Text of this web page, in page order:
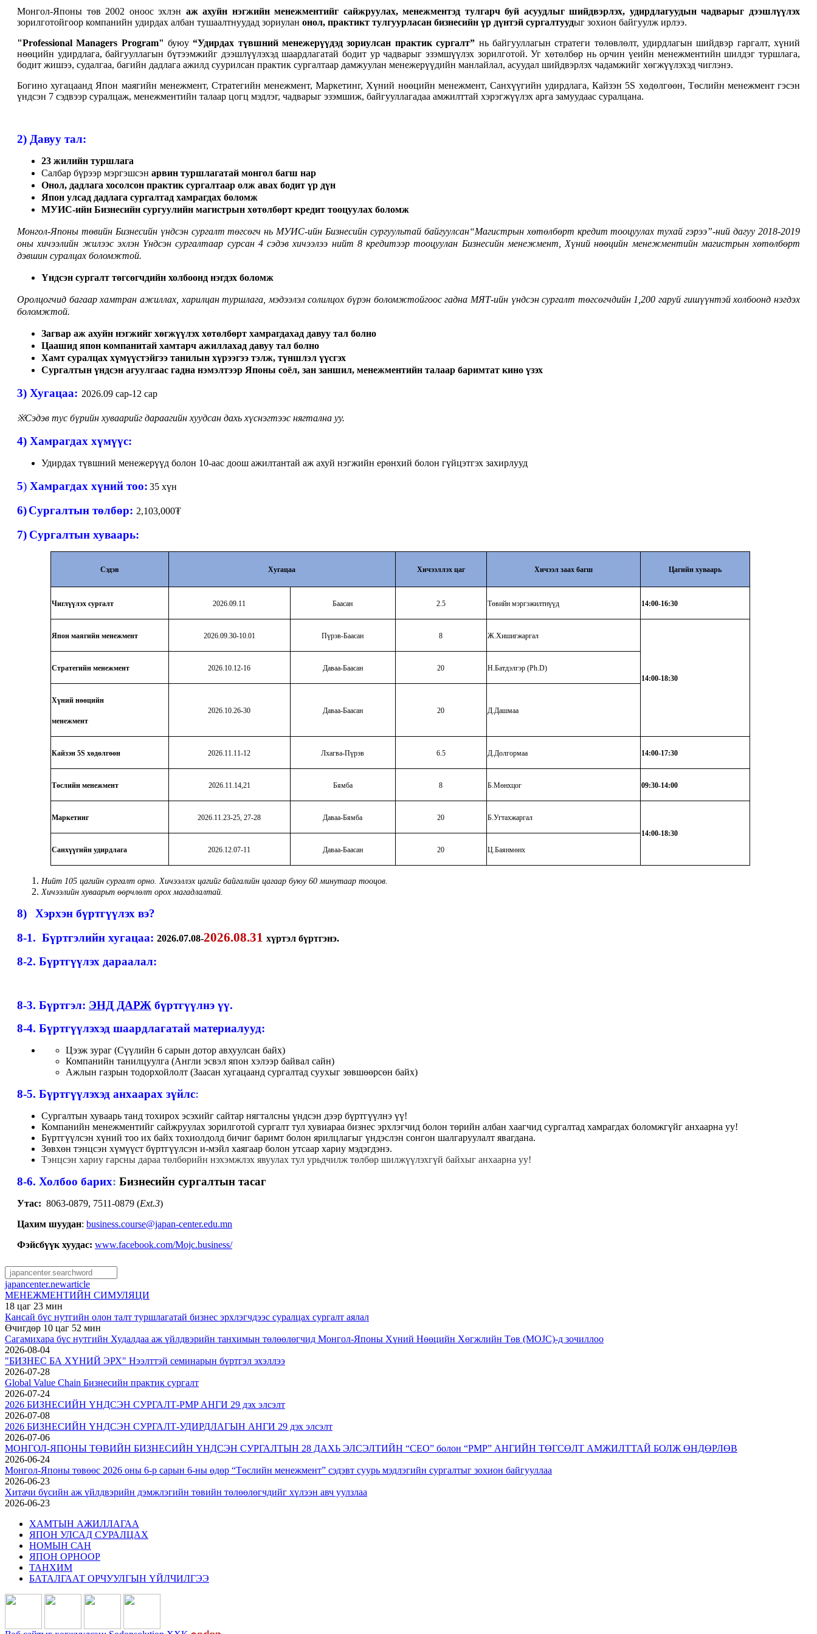
Монгол-Японы төв 2002 оноос эхлэн аж ахуйн нэгжийн менежментийг сайжруулах, менежментэд тулгарч буй асуудлыг шийдвэрлэх, удирдлагуудын чадварыг дээшлүүлэх
зорилготойгоор компанийн удирдах албан тушаалтнуудад зориулан онол, практикт тулгуурласан бизнесийн үр дүнтэй сургалтуудыг зохион байгуулж ирлээ.
"Professional Managers Program" буюу“Удирдах түвшний менежерүүдэд зориулсан практик сургалт” нь байгууллагын стратеги төлөвлөлт, удирдлагын шийдвэр гаргалт, хүний
нөөцийн удирдлага, байгууллагын бүтээмжийг дээшлүүлэхэд шаардлагатай бодит ур чадварыг эзэмшүүлэх зорилготой. Уг хөтөлбөр нь орчин үеийн менежментийн шилдэг туршлага,
бодит жишээ, судалгаа, багийн дадлага ажилд суурилсан практик сургалтаар дамжуулан менежерүүдийн манлайлал, асуудал шийдвэрлэх чадамжийг хөгжүүлэхэд чиглэнэ.
Богино хугацаанд Япон маягийн менежмент, Стратегийн менежмент, Маркетинг, Хүний нөөцийн менежмент, Санхүүгийн удирдлага, Кайзэн 5S хөдөлгөөн, Төслийн менежментгэсэн
үндсэн 7 сэдвээр суралцаж, менежментийн талаар цогц мэдлэг, чадварыг эзэмшиж, байгууллагадаа амжилттай хэрэгжүүлэх арга замуудаас суралцана.
2) Давуу тал:
23 жилийн туршлага
Салбар бүрээр мэргэшсэн арвин туршлагатай монгол багш нар
Онол, дадлага хосолсон практик сургалтаар олж авах бодит үр дүн
Япон улсад дадлага сургалтад хамрагдах боломж
МУИС-ийн Бизнесийн сургуулийн магистрын хөтөлбөрт кредит тооцуулах боломж
Монгол-Японы төвийн Бизнесийн үндсэн сургалт төгсөгч нь МУИС-ийн Бизнесийн сургуультай байгуулсан“Магистрын хөтөлбөрт кредит тооцуулах тухай гэрээ”-ний дагуу 2018-2019
оны хичээлийн жилээс эхлэн Үндсэн сургалтаар сурсан 4 сэдэв хичээлээ нийт 8 кредитээр тооцуулан Бизнесийн менежмент, Хүний нөөцийн менежментийн магистрын хөтөлбөрт
дэвшин суралцах боломжтой.
Үндсэн сургалт төгсөгчдийн холбоонд нэгдэх боломж
Оролцогчид багаар хамтран ажиллах, харилцан туршлага, мэдээлэл солилцох бүрэн боломжтойгоос гадна МЯТ-ийн үндсэн сургалт төгсөгчдийн 1,200 гаруй гишүүнтэй холбоонд нэгдэх
боломжтой.
Загвар аж ахуйн нэгжийг хөгжүүлэх хөтөлбөрт хамрагдахад давуу тал болно
Цаашид япон компанитай хамтарч ажиллахад давуу тал болно
Хамт суралцах хүмүүстэйгээ танилын хүрээгээ тэлж, түншлэл үүсгэх
Сургалтын үндсэн агуулгаас гадна нэмэлтээр Японы соёл, зан заншил, менежментийн талаар баримтат кино үзэх
3) Хугацаа: 2026.09 сар-12 сар
※Сэдэв тус бүрийн хуваарийг дараагийн хуудсан дахь хүснэгтээс нягтална уу.
4) Хамрагдах хүмүүс:
Удирдах түвшний менежерүүд болон 10-аас доош ажилтантай аж ахуй нэгжийн ерөнхий болон гүйцэтгэх захирлууд
5) Хамрагдах хүний тоо: 35 хүн
6)Сургалтын төлбөр: 2,103,000₮
7) Сургалтын хуваарь:
Сэдэв Хугацаа Хичээллэх цаг Хичээл заах багш Цагийн хуваарь
Чиглүүлэх сургалт 2026.09.11 Баасан 2.5 Төвийн мэргэжилтнүүд 14:00-16:30
Япон маягийн менежмент 2026.09.30-10.01 Пүрэв-Баасан 8 Ж.Хишигжаргал
14:00-18:30
Стратегийн менежмент 2026.10.12-16 Даваа-Баасан 20 Н.Батдэлгэр (Ph.D)
Хүний нөөцийн
менежмент
2026.10.26-30 Даваа-Баасан 20 Д.Дашмаа
Кайзэн 5S хөдөлгөөн 2026.11.11-12 Лхагва-Пүрэв 6.5 Д.Долгормаа 14:00-17:30
Төслийн менежмент 2026.11.14,21 Бямба 8 Б.Мөнхцог 09:30-14:00
Маркетинг 2026.11.23-25, 27-28 Даваа-Бямба 20
Б.Угтахжаргал
14:00-18:30
Санхүүгийн удирдлага
2026.12.07-11 Даваа-Баасан 20 Ц.Баянмөнх
Нийт 105 цагийн сургалт орно. Хичээллэх цагийг байгалийн цагаар буюу 60 минутаар тооцов.
Хичээлийн хуваарьт өөрчлөлт орох магадлалтай.
8)
Хэрхэн бүртгүүлэх вэ?
8-1. Бүртгэлийн хугацаа: 2026.07.08-2026.08.31 хүртэл бүртгэнэ.
8-2. Бүртгүүлэх дараалал:
8-3. Бүртгэл: ЭНД ДАРЖ бүртгүүлнэ үү.
8-4. Бүртгүүлэхэд шаардлагатай материалууд:
Цээж зураг (Сүүлийн 6 сарын дотор авхуулсан байх)
Компанийн танилцуулга (Англи эсвэл япон хэлээр байвал сайн)
Ажлын газрын тодорхойлолт (Заасан хугацаанд сургалтад суухыг зөвшөөрсөн байх)
8-5. Бүртгүүлэхэд анхаарах зүйлс:
Сургалтын хуваарь танд тохирох эсэхийг сайтар нягталсны үндсэн дээр бүртгүүлнэ үү!
Компанийн менежментийг сайжруулах зорилготой сургалт тул хувиараа бизнес эрхлэгчид болон төрийн албан хаагчид сургалтад хамрагдах боломжгүйг анхаарна уу!
Бүртгүүлсэн хүний тоо их байх тохиолдолд бичиг баримт болон ярилцлагыг үндэслэн сонгон шалгаруулалт явагдана.
Зөвхөн тэнцсэн хүмүүст бүртгүүлсэн и-мэйл хаягаар болон утсаар хариу мэдэгдэнэ.
Тэнцсэн хариу гарсны дараа төлбөрийн нэхэмжлэх явуулах тул урьдчилж төлбөр шилжүүлэхгүй байхыг анхаарна уу!
8-6. Холбоо барих: Бизнесийн сургалтын тасаг
Утас: 8063-0879, 7511-0879 (Ext.3)
Цахим шуудан: business.course@japan-center.edu.mn
Фэйсбүүк хуудас: www.facebook.com/Mojc.business/
japancenter.newarticle
МЕНЕЖМЕНТИЙН СИМУЛЯЦИ
18 цаг 23 мин
Кансай бүс нутгийн олон талт туршлагатай бизнес эрхлэгчдээс суралцах сургалт аялал
Өчигдөр 10 цаг 52 мин
Сагамихара бүс нутгийн Худалдаа аж үйлдвэрийн танхимын төлөөлөгчид Монгол-Японы Хүний Нөөцийн Хөгжлийн Төв (MOJC)-д зочиллоо
2026-08-04
"БИЗНЕС БА ХҮНИЙ ЭРХ" Нээлттэй семинарын бүртгэл эхэллээ
2026-07-28
Global Value Chain Бизнесийн практик сургалт
2026-07-24
2026 БИЗНЕСИЙН ҮНДСЭН СУРГАЛТ-PMP АНГИ 29 дэх элсэлт
2026-07-08
2026 БИЗНЕСИЙН ҮНДСЭН СУРГАЛТ-УДИРДЛАГЫН АНГИ 29 дэх элсэлт
2026-07-06
МОНГОЛ-ЯПОНЫ ТӨВИЙН БИЗНЕСИЙН ҮНДСЭН СУРГАЛТЫН 28 ДАХЬ ЭЛСЭЛТИЙН “CEO” болон “PMP” АНГИЙН ТӨГСӨЛТ АМЖИЛТТАЙ БОЛЖ ӨНДӨРЛӨВ
2026-06-24
Монгол-Японы төвөөс 2026 оны 6-р сарын 6-ны өдөр “Төслийн менежмент” сэдэвт суурь мэдлэгийн сургалтыг зохион байгууллаа
2026-06-23
Хитачи бүсийн аж үйлдвэрийн дэмжлэгийн төвийн төлөөлөгчдийг хүлээн авч уулзлаа
2026-06-23
ХАМТЫН АЖИЛЛАГАА
ЯПОН УЛСАД СУРАЛЦАХ
НОМЫН САН
ЯПОН ОРНООР
ТАНХИМ
БАТАЛГААТ ОРЧУУЛГЫН ҮЙЛЧИЛГЭЭ